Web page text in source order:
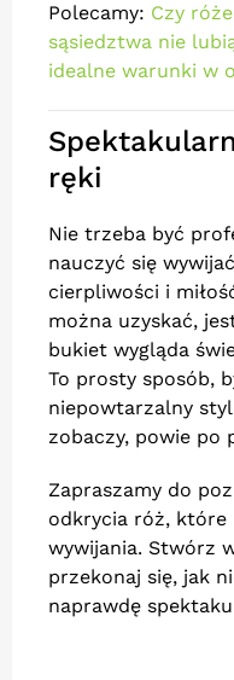
Polecamy: Czy
sąsiedztwa nie
idealne warunki w
ręki
Nie trzeba być
nauczyć się
cierpliwości i
można uzyskać,
bukiet wygląda
To prosty sposób,
niepowtarzalny
zobaczy, powie po
Zapraszamy do
odkrycia róż, które
wywijania. Stwórz
przekonaj się, jak
naprawdę